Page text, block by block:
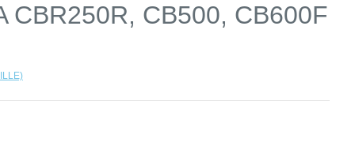
CBR250R, CB500, CB600F